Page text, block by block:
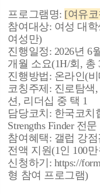
프로그램명: [여유
참여대상: 여성 대
여성만)
진행일정: 2026년 6
개월 소요(1H/회, 총
진행방법: 온라인(
코칭주제: 진로탐색
션, 리더십 중 택 1
담당코치: 한국코치
Strengths Finder 전문
참여혜택: 갤럽 강
전액 지원(1인 100
신청하기: https://
형 참여 프로그램)